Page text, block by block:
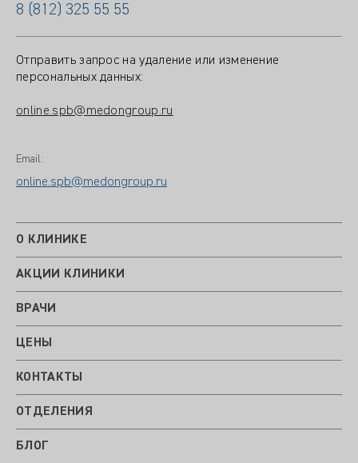
8 (812) 325 55 55
Отправить запрос на удаление или изменение
персональных данных:
online.spb@medongroup.ru
Email:
online.spb@medongroup.ru
О КЛИНИКЕ
АКЦИИ КЛИНИКИ
ВРАЧИ
ЦЕНЫ
КОНТАКТЫ
ОТДЕЛЕНИЯ
БЛОГ